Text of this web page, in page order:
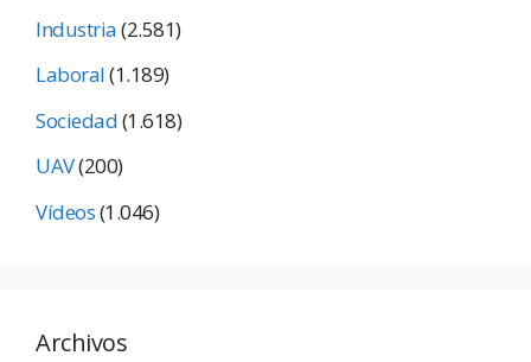
Industria(2.581)
Laboral(1.189)
Sociedad(1.618)
UAV(200)
Vídeos(1.046)
Archivos